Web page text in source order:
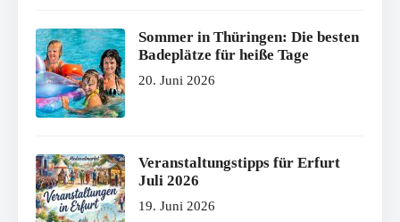
Sommer in Thüringen: Die besten
Badeplätze für heiße Tage
20. Juni 2026
Veranstaltungstipps für Erfurt
Juli 2026
19. Juni 2026